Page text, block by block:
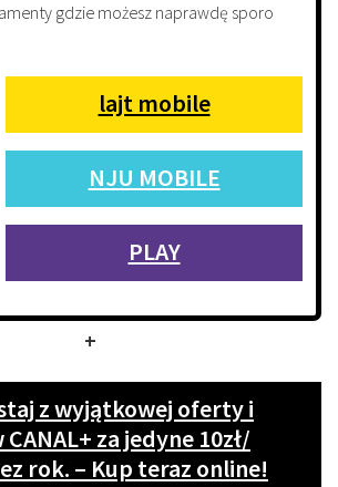
gdzie możesz naprawdę sporo
lajt mobile
NJU MOBILE
PLAY
+
z wyjątkowej oferty i
za jedyne 10zł/
rok. – Kup teraz online!